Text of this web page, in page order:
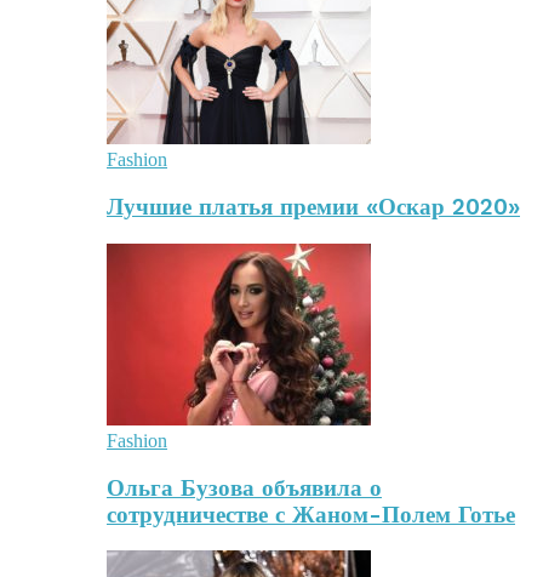
Fashion
Лучшие платья премии «Оскар 2020»
Fashion
Ольга Бузова объявила о
сотрудничестве с Жаном-Полем Готье